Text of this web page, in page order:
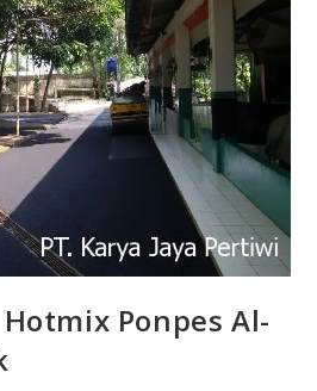
Ponpes Al-